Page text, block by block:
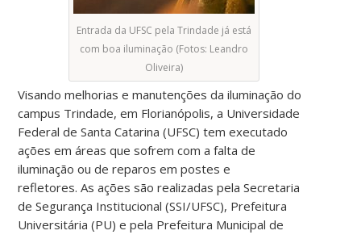
Entrada da UFSC pela Trindade já está
com boa iluminação (Fotos: Leandro
Oliveira)
Visando melhorias e manutenções da iluminação do
campus Trindade, em Florianópolis, a Universidade
Federal de Santa Catarina (UFSC) tem executado
ações em áreas que sofrem com a falta de
iluminação ou de reparos em postes e
refletores.As ações são realizadas pela Secretaria
de Segurança Institucional (SSI/UFSC), Prefeitura
Universitária (PU) e pela Prefeitura Municipal de